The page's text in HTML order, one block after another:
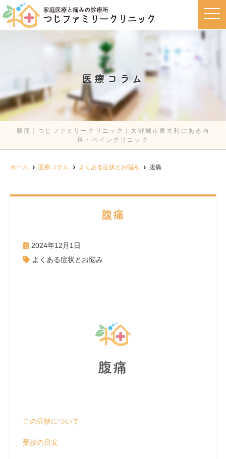
医療コラム
腹痛｜つじファミリークリニック｜大野城市東大利にある内
科・ペインクリニック
t
o
ホーム 医療コラム よくある症状とお悩み 腹痛
腹痛
2024年12月1日
よくある症状とお悩み
腹痛
この症状について
受診の目安